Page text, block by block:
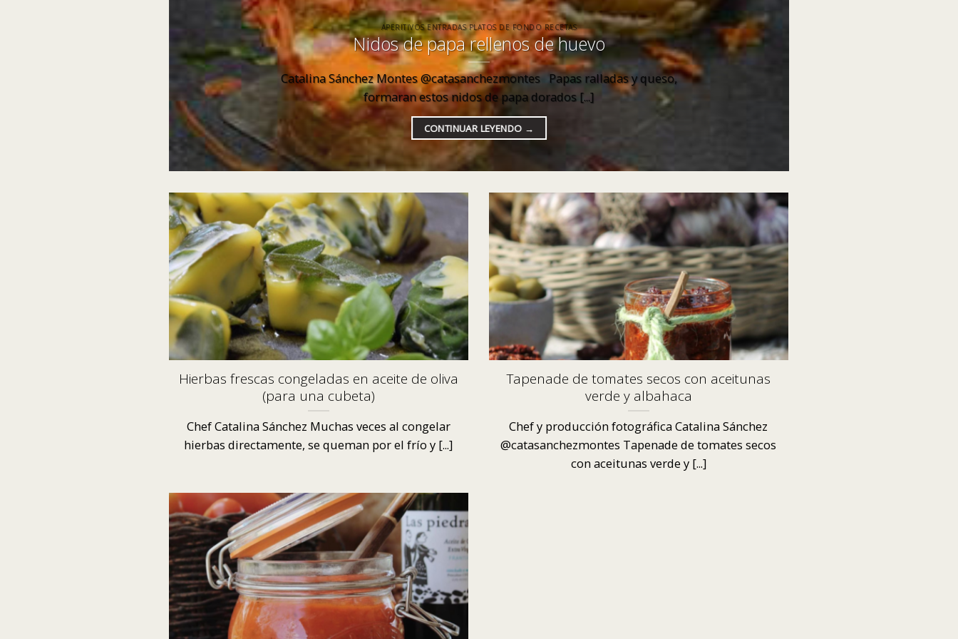
APERITIVOS ENTRADAS PLATOS DE FONDO RECETAS
Nidos de papa rellenos de huevo
Catalina Sánchez Montes @catasanchezmontes Papas ralladas y queso,
formaran estos nidos de papa dorados [...]
CONTINUAR LEYENDO →
Hierbas frescas congeladas en aceite de oliva
(para una cubeta)
Chef Catalina Sánchez Muchas veces al congelar
hierbas directamente, se queman por el frío y [...]
Tapenade de tomates secos con aceitunas
verde y albahaca
Chef y producción fotográfica Catalina Sánchez
@catasanchezmontes Tapenade de tomates secos
con aceitunas verde y [...]